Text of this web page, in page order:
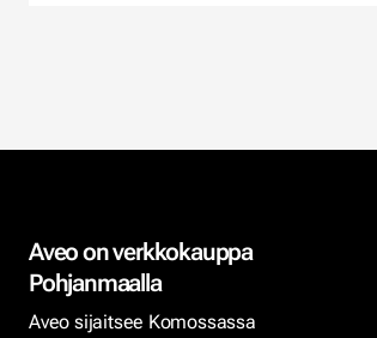
Aveo on verkkokauppa
Pohjanmaalla
Aveo sijaitsee Komossassa